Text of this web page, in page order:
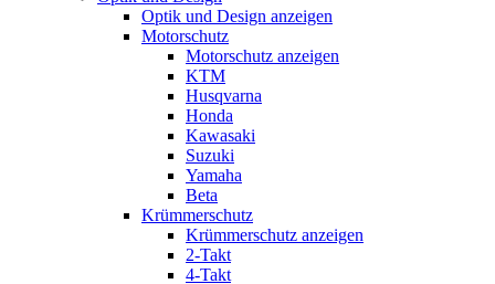
Optik und Design anzeigen
Motorschutz
Motorschutz anzeigen
KTM
Husqvarna
Honda
Kawasaki
Suzuki
Yamaha
Beta
Krümmerschutz
Krümmerschutz anzeigen
2-Takt
4-Takt